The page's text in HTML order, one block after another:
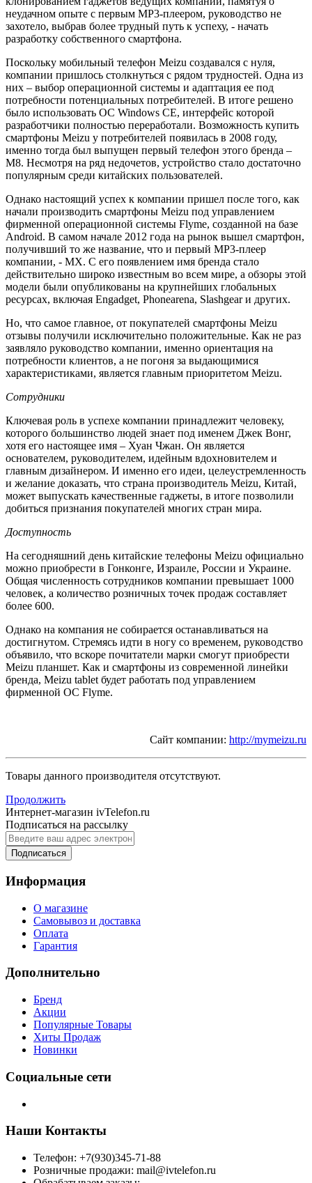
неудачном опыте с первым MP3-плеером, руководство не
захотело, выбрав более трудный путь к успеху, - начать
разработку собственного смартфона.
Поскольку мобильный телефон Meizu создавался с нуля,
компании пришлось столкнуться с рядом трудностей. Одна из
них – выбор операционной системы и адаптация ее под
потребности потенциальных потребителей. В итоге решено
было использовать ОС Windows CE, интерфейс которой
разработчики полностью переработали. Возможность купить
смартфоны Meizu у потребителей появилась в 2008 году,
именно тогда был выпущен первый телефон этого бренда –
M8. Несмотря на ряд недочетов, устройство стало достаточно
популярным среди китайских пользователей.
Однако настоящий успех к компании пришел после того, как
начали производить смартфоны Meizu под управлением
фирменной операционной системы Flyme, созданной на базе
Android. В самом начале 2012 года на рынок вышел смартфон,
получивший то же название, что и первый MP3-плеер
компании, - MX. С его появлением имя бренда стало
действительно широко известным во всем мире, а обзоры этой
модели были опубликованы на крупнейших глобальных
ресурсах, включая Engadget, Phonearena, Slashgear и других.
Но, что самое главное, от покупателей смартфоны Meizu
отзывы получили исключительно положительные. Как не раз
заявляло руководство компании, именно ориентация на
потребности клиентов, а не погоня за выдающимися
характеристиками, является главным приоритетом Meizu.
Сотрудники
Ключевая роль в успехе компании принадлежит человеку,
которого большинство людей знает под именем Джек Вонг,
хотя его настоящее имя – Хуан Чжан. Он является
основателем, руководителем, идейным вдохновителем и
главным дизайнером. И именно его идеи, целеустремленность
и желание доказать, что страна производитель Meizu, Китай,
может выпускать качественные гаджеты, в итоге позволили
добиться признания покупателей многих стран мира.
Доступность
На сегодняшний день китайские телефоны Meizu официально
можно приобрести в Гонконге, Израиле, России и Украине.
Общая численность сотрудников компании превышает 1000
человек, а количество розничных точек продаж составляет
более 600.
Однако на компания не собирается останавливаться на
достигнутом. Стремясь идти в ногу со временем, руководство
объявило, что вскоре почитатели марки смогут приобрести
Meizu планшет. Как и смартфоны из современной линейки
бренда, Meizu tablet будет работать под управлением
фирменной ОС Flyme.
Сайт компании: http://mymeizu.ru
Товары данного производителя отсутствуют.
Продолжить
Интернет-магазин ivTelefon.ru
Подписаться на рассылку
Подписаться
Информация
О магазине
Самовывоз и доставка
Оплата
Гарантия
Дополнительно
Бренд
Акции
Популярные Товары
Хиты Продаж
Новинки
Социальные сети
Наши Контакты
Телефон: +7(930)345-71-88
Розничные продажи: mail@ivtelefon.ru